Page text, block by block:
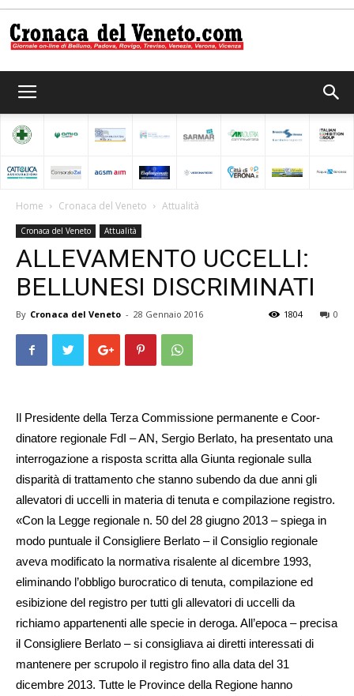
del
Home Cronaca del Veneto Attualità
Cronaca del Veneto Attualità
ALLEVAMENTO UCCELLI:
BELLUNESI DISCRIMINATI
By Cronaca del Veneto - 28 Gennaio 2016 0
1804
Il Presidente della Terza Com­missione permanente e Co­or­
dinatore regionale FdI – AN, Sergio Berlato, ha presentato una
interrogazione a risposta scritta alla Giunta regionale sulla
disparità di trattamento che stanno subendo da due anni gli
allevatori di uccelli in materia di tenuta e compilazione registro.
«Con la Legge regionale n. 50 del 28 giugno 2013 – spiega in
modo puntuale il Consigliere Berlato – il Consiglio regionale
aveva modificato la normativa risalente al dicembre 1993,
eliminando l’obbligo burocratico di tenuta, compilazione ed
esibizione del registro per tutti gli allevatori di uccelli da
richiamo appartenenti alle specie in deroga. All’epoca – precisa
il Consigliere Berlato – si consigliava ai diretti interessati di
mantenere per scrupolo il registro fino alla data del 31
dicembre 2013. Tutte le Province della Regione hanno